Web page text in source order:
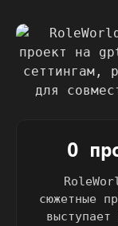
О
сюжетные